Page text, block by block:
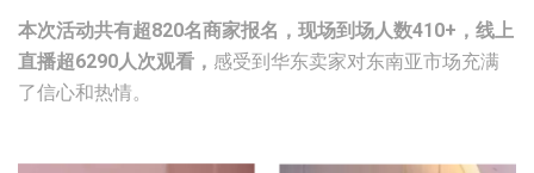
本次活动共有超820名商家报名，现场到场人数410+，线上
直播超6290人次观看， 感受到华东卖家对东南亚市场充满
了信心和热情。